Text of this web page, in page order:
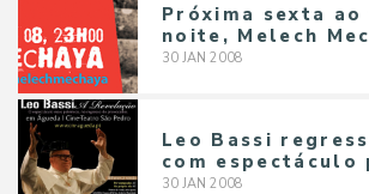
Próxima sexta ao
noite, Melech
30 JAN 2008
Leo Bassi
com espectáculo
30 JAN 2008